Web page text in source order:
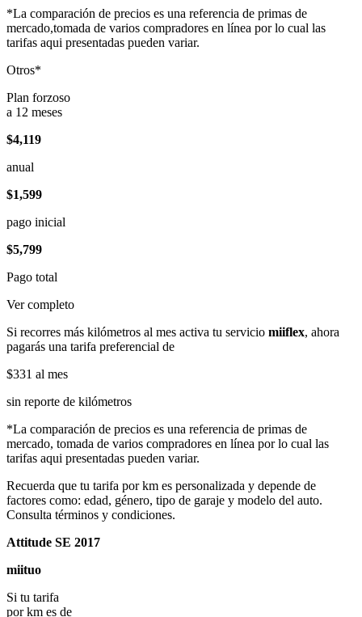
*La comparación de precios es una referencia de primas de
mercado,tomada de varios compradores en línea por lo cual las
tarifas aqui presentadas pueden variar.
Otros*
Plan forzoso
a 12 meses
$4,119
anual
$1,599
pago inicial
$5,799
Pago total
Ver completo
Si recorres más kilómetros al mes activa tu servicio miiflex, ahora
pagarás una tarifa preferencial de
$331 al mes
sin reporte de kilómetros
*La comparación de precios es una referencia de primas de
mercado, tomada de varios compradores en línea por lo cual las
tarifas aqui presentadas pueden variar.
Recuerda que tu tarifa por km es personalizada y depende de
factores como: edad, género, tipo de garaje y modelo del auto.
Consulta términos y condiciones.
Attitude SE 2017
miituo
Si tu tarifa
por km es de